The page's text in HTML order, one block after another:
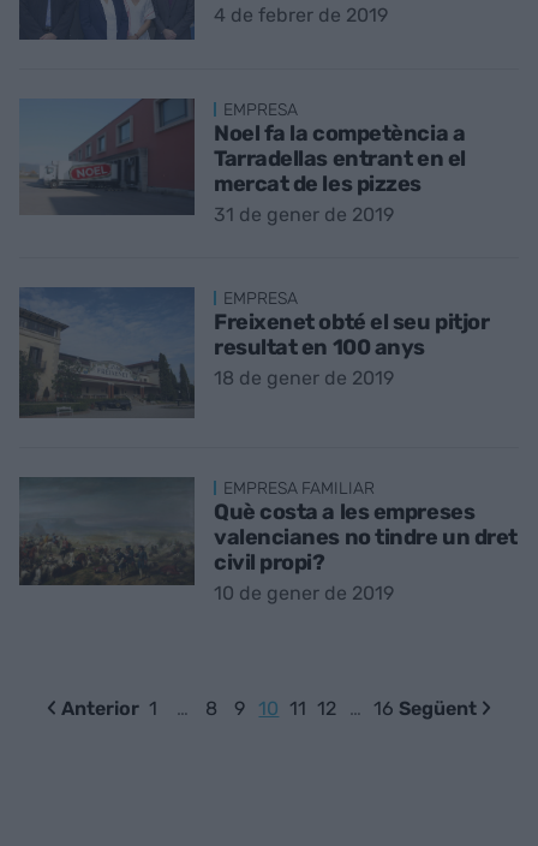
4 de febrer de 2019
EMPRESA
Noel fa la competència a
Tarradellas entrant en el
mercat de les pizzes
31 de gener de 2019
EMPRESA
Freixenet obté el seu pitjor
resultat en 100 anys
18 de gener de 2019
EMPRESA FAMILIAR
Què costa a les empreses
valencianes no tindre un dret
civil propi?
10 de gener de 2019
Anterior 1 … 8 9 10 11 12 … 16 Següent